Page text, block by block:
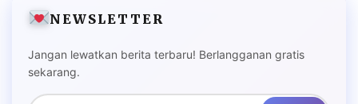
NEWSLETTER
Jangan lewatkan berita terbaru! Berlangganan gratis
sekarang.